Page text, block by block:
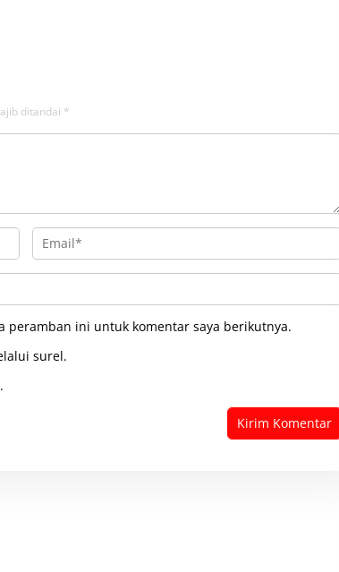
ditandai *
peramban ini untuk komentar saya berikutnya.
surel.